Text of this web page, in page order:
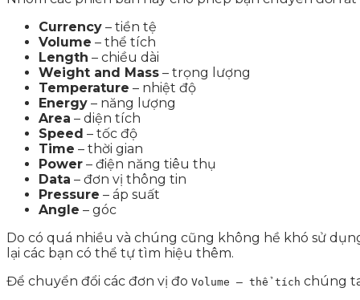
Currency – tiền tệ
Volume – thể tích
Length – chiều dài
Weight and Mass – trọng lượng
Temperature – nhiệt độ
Energy – năng lượng
Area – diện tích
Speed – tốc độ
Time – thời gian
Power – điện năng tiêu thụ
Data – đơn vị thông tin
Pressure – áp suất
Angle – góc
Do có quá nhiều và chúng cũng không hề khó sử
lại các bạn có thể tự tìm hiệu thêm.
Để chuyển đổi các đơn vị đo Volume – thể tích chúng